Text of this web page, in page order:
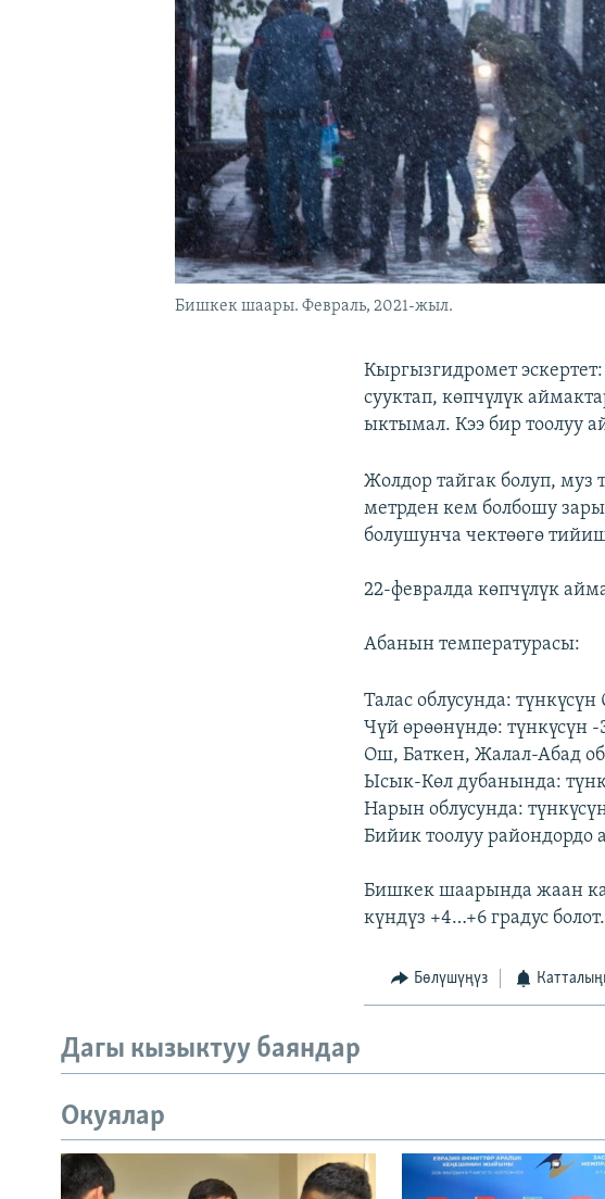
Бишкек шаары. Февраль, 2021-жыл.
Кыргызгидромет
сууктап, көпчүлүк
ыктымал. Кээ бир тоолуу
Жолдор тайгак болуп, муз
метрден кем болбошу
болушунча чектөөгө
22-февралда көпчүлүк
Абанын температурасы:
Талас облусунда:
Чүй өрөөнүндө: түнкүсүн -
Ош, Баткен, Жалал-Абад
Ысык-Көл дубанында:
Нарын облусунда:
Бийик тоолуу райондордо
Бишкек шаарында жаан
күндүз +4…+6 градус болот.
Бөлүшүңүз
Дагы кызыктуу баяндар
Окуялар